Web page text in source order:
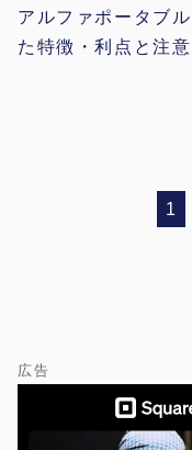
アルファポータブ
た特徴・利点と注意
ジ
1
広告